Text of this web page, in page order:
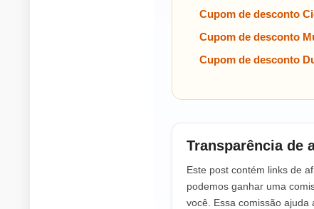
Cupom de desconto
Cupom de desconto
Cupom de desconto
Transparência de
Este post contém links de
podemos ganhar uma
você. Essa comissão ajuda